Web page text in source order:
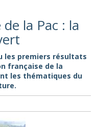
la Pac : la
les premiers résultats
française de la
les thématiques du